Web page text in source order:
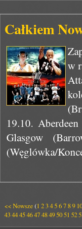
Całkiem
w
19.10.
Glasgow
(Węglówka/
<< Nowsze (1 23456789 10
434445464748495051 52